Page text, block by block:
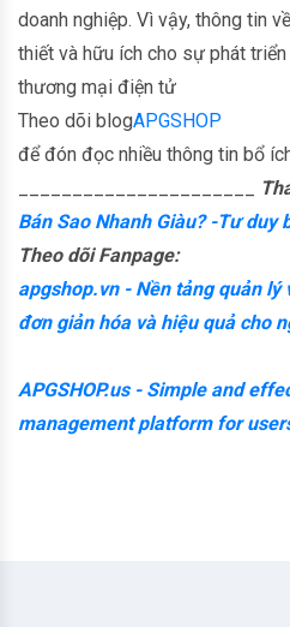
doanh nghiệp. Vì vậy, thông tin
thiết và hữu ích cho sự phát
thương mại điện tử
Theo dõi blogAPGSHOP
để đón đọc nhiều thông tin bổ
Bán Sao Nhanh Giàu? -Tư duy
Theo dõi Fanpage:
apgshop.vn - Nền tảng quản
đơn giản hóa và hiệu quả cho
APGSHOP.us - Simple and
management platform for